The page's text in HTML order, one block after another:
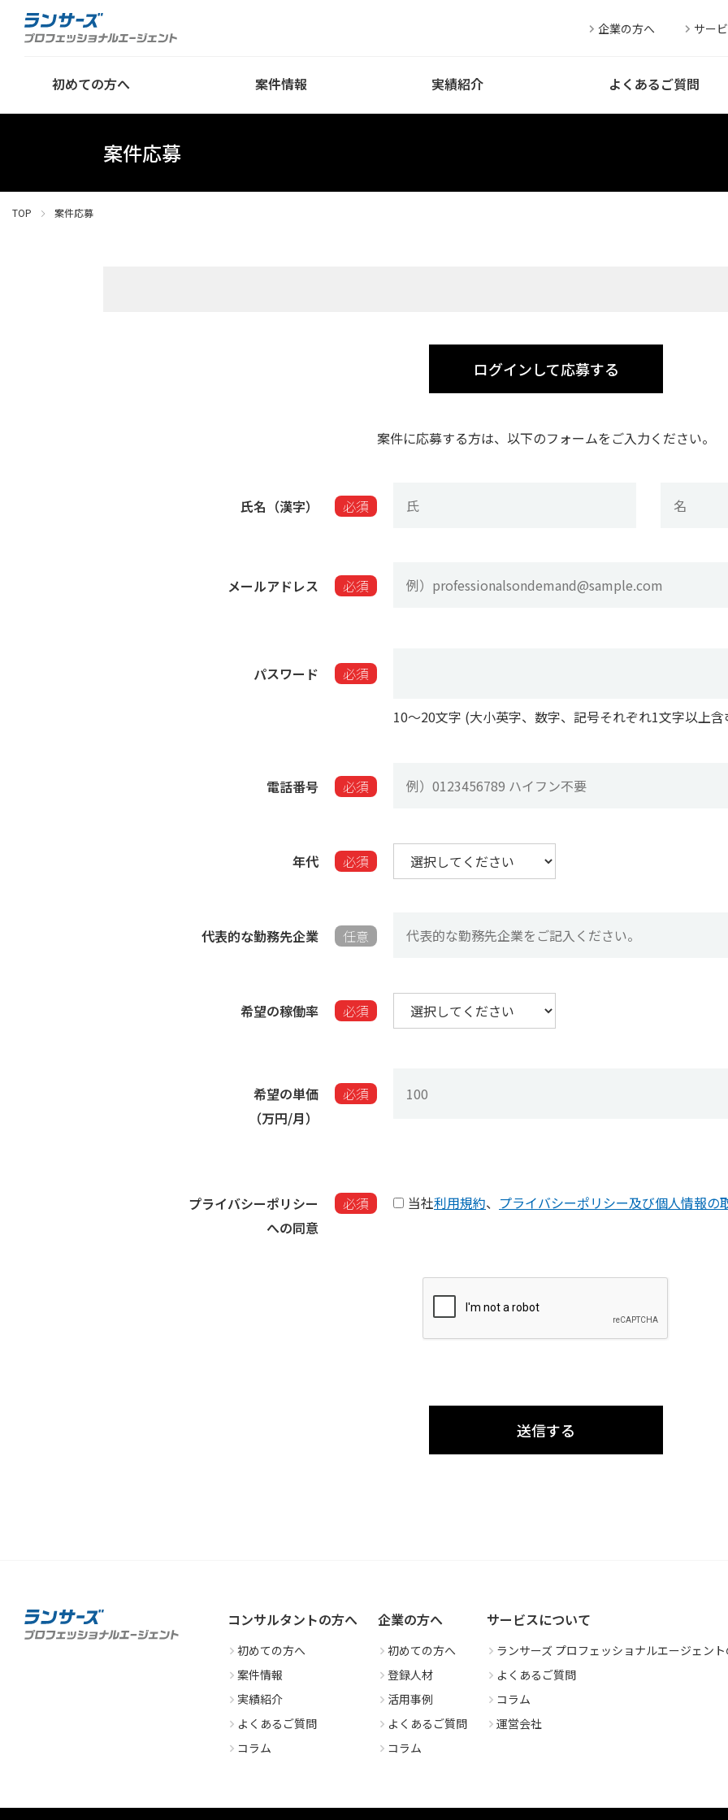
初めての方へ 案件情報 実績紹介 よくあるご質問
企業の方へ サー
案件応募
TOP 案件応募
ログインして応募する
案件に応募する方は、以下のフォームをご入力ください。
氏名（漢字） 必須
メールアドレス 必須
パスワード 必須
10〜20文字 (大小英字、数字、記号それぞれ1文字以上含
電話番号 必須
年代 必須
代表的な勤務先企業 任意
希望の稼働率​ 必須
希望の単価
（万円/月）​
必須
プライバシーポリシー
への同意
必須 当社利用規約、 プライバシーポリシー及び個人情報の
コンサルタントの方へ
初めての方へ
案件情報
実績紹介
よくあるご質問
コラム
企業の方へ
初めての方へ
登録人材
活用事例
よくあるご質問
コラム
サービスについて
ランサーズ プロフェッショナルエージェン
よくあるご質問
コラム
運営会社